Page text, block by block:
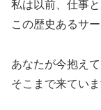
私は以前、仕事
この歴史あるサ
あなたが今抱え
そこまで来ていま